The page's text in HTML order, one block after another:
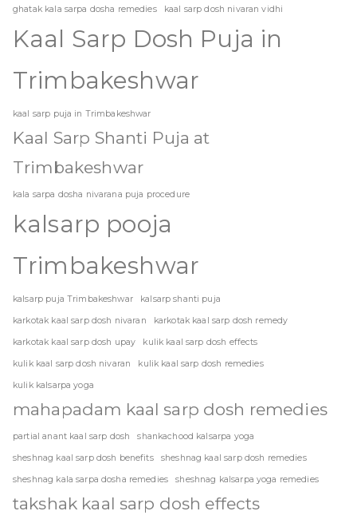
ghatak kala sarpa dosha remedies kaal sarp dosh nivaran vidhi
Kaal Sarp Dosh Puja in
Trimbakeshwar
kaal sarp puja in Trimbakeshwar
Kaal Sarp Shanti Puja at
Trimbakeshwar
kala sarpa dosha nivarana puja procedure
kalsarp pooja
Trimbakeshwar
kalsarp puja Trimbakeshwar kalsarp shanti puja
karkotak kaal sarp dosh nivaran karkotak kaal sarp dosh remedy
karkotak kaal sarp dosh upay kulik kaal sarp dosh effects
kulik kaal sarp dosh nivaran kulik kaal sarp dosh remedies
kulik kalsarpa yoga
mahapadam kaal sarp dosh remedies
partial anant kaal sarp dosh shankachood kalsarpa yoga
sheshnag kaal sarp dosh benefits sheshnag kaal sarp dosh remedies
sheshnag kala sarpa dosha remedies sheshnag kalsarpa yoga remedies
takshak kaal sarp dosh effects